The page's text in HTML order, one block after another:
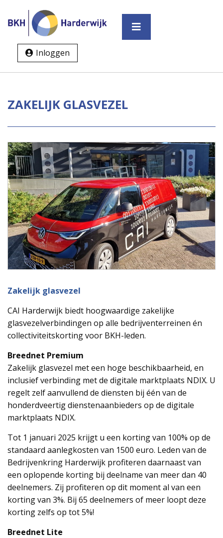
Inloggen
ZAKELIJK GLASVEZEL
Zakelijk glasvezel
CAI Harderwijk biedt hoogwaardige zakelijke
glasvezelverbindingen op alle bedrijventerreinen én
collectiviteitskorting voor BKH-leden.
Breednet Premium
Zakelijk glasvezel met een hoge beschikbaarheid, en
inclusief verbinding met de digitale marktplaats NDIX. U
regelt zelf aanvullend de diensten bij één van de
honderdveertig dienstenaanbieders op de digitale
marktplaats NDIX.
Tot 1 januari 2025 krijgt u een korting van 100% op de
standaard aanlegkosten van 1500 euro. Leden van de
Bedrijvenkring Harderwijk profiteren daarnaast van
een oplopende korting bij deelname van meer dan 40
deelnemers. Zij profiteren op dit moment al van een
korting van 3%. Bij 65 deelnemers of meer loopt deze
korting zelfs op tot 5%!
Breednet Lite